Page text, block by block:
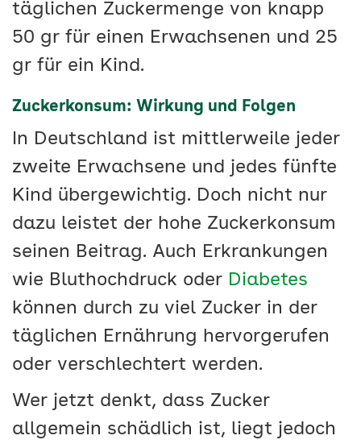
täglichen Zuckermenge von knapp
50 gr für einen Erwachsenen und 25
gr für ein Kind.
Zuckerkonsum: Wirkung und Folgen
In Deutschland ist mittlerweile jeder
zweite Erwachsene und jedes fünfte
Kind übergewichtig. Doch nicht nur
dazu leistet der hohe Zuckerkonsum
seinen Beitrag. Auch Erkrankungen
wie Bluthochdruck oder Diabetes
können durch zu viel Zucker in der
täglichen Ernährung hervorgerufen
oder verschlechtert werden.
Wer jetzt denkt, dass Zucker
allgemein schädlich ist, liegt jedoch